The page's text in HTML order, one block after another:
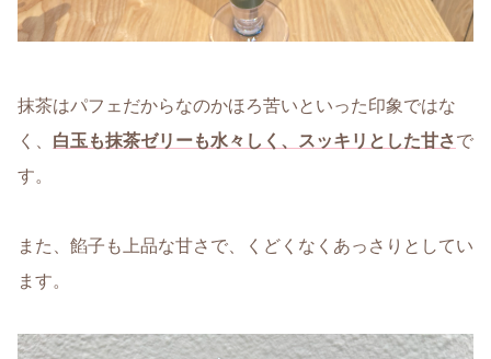
抹茶はパフェだからなのかほろ苦いといった印象ではな
く、 白玉も抹茶ゼリーも水々しく、スッキリとした甘さで
す。
また、餡子も上品な甘さで、くどくなくあっさりとしてい
ます。